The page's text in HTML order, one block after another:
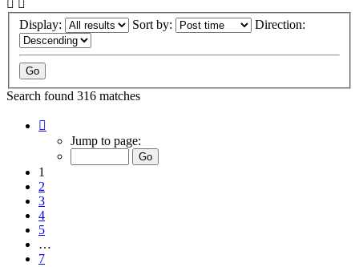
Display: Sort by: Direction:
Search found 316 matches
Jump to page:
1
2
3
4
5
…
7